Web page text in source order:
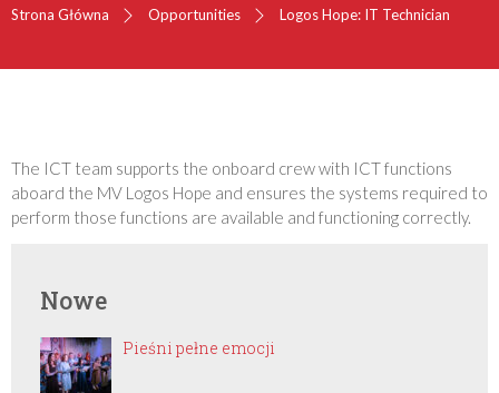
Strona Główna Opportunities Logos Hope: IT Technician
The ICT team supports the onboard crew with ICT functions
aboard the MV Logos Hope and ensures the systems required to
perform those functions are available and functioning correctly.
Nowe
Pieśni pełne emocji